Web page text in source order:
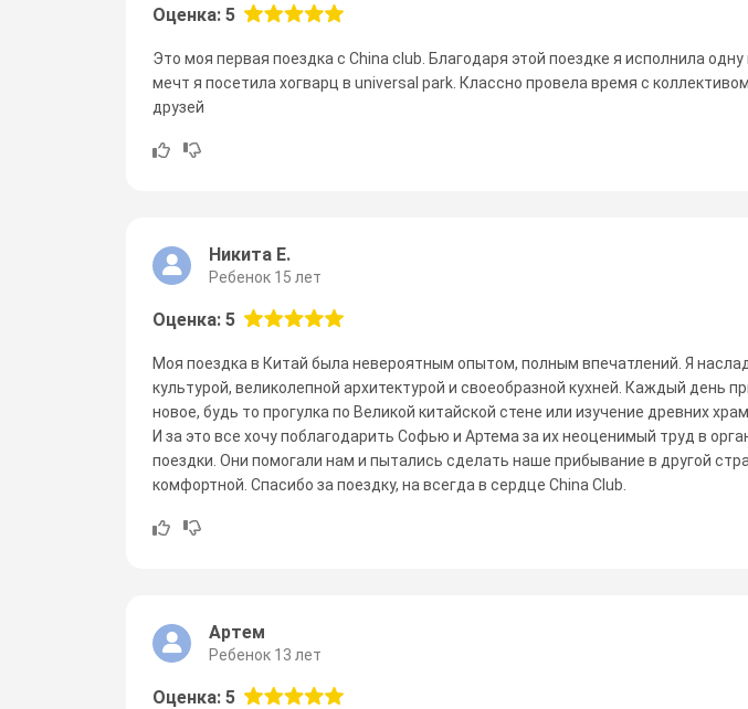
Оценка: 5
Это моя первая поездка с China club. Благодаря этой поездке я исполнила одну
мечт я посетила хогварц в universal park. Классно провела время с
друзей
Никита Е.
Ребенок 15 лет
Оценка: 5
Моя поездка в Китай была невероятным опытом, полным впечатлений. Я
культурой, великолепной архитектурой и своеобразной кухней. Каждый день
новое, будь то прогулка по Великой китайской стене или изучение древних
И за это все хочу поблагодарить Софью и Артема за их неоценимый труд в
поездки. Они помогали нам и пытались сделать наше прибывание в другой
комфортной. Спасибо за поездку, на всегда в сердце China Club.
Артем
Ребенок 13 лет
Оценка: 5